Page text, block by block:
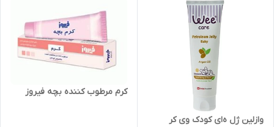
وازلین ژل ه‎ای کودک وی کر
کرم مرطوب کننده بچه فیروز